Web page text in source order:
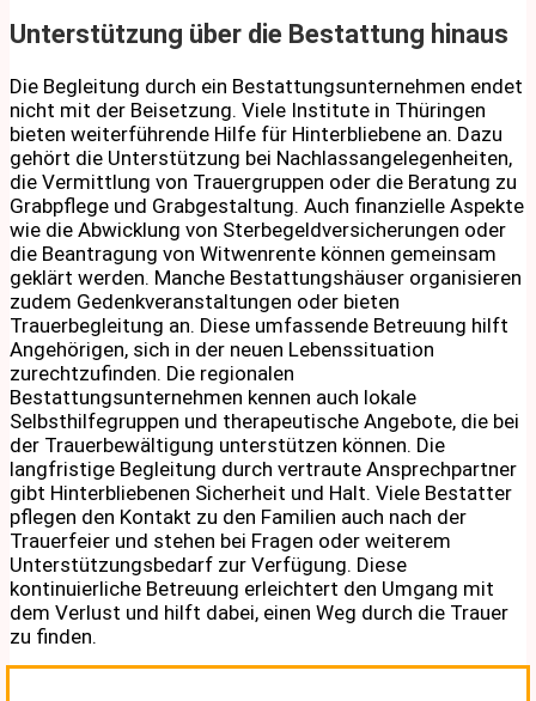
Unterstützung über die Bestattung hinaus
Die Begleitung durch ein Bestattungsunternehmen endet
nicht mit der Beisetzung. Viele Institute in Thüringen
bieten weiterführende Hilfe für Hinterbliebene an. Dazu
gehört die Unterstützung bei Nachlassangelegenheiten,
die Vermittlung von Trauergruppen oder die Beratung zu
Grabpflege und Grabgestaltung. Auch finanzielle Aspekte
wie die Abwicklung von Sterbegeldversicherungen oder
die Beantragung von Witwenrente können gemeinsam
geklärt werden. Manche Bestattungshäuser organisieren
zudem Gedenkveranstaltungen oder bieten
Trauerbegleitung an. Diese umfassende Betreuung hilft
Angehörigen, sich in der neuen Lebenssituation
zurechtzufinden. Die regionalen
Bestattungsunternehmen kennen auch lokale
Selbsthilfegruppen und therapeutische Angebote, die bei
der Trauerbewältigung unterstützen können. Die
langfristige Begleitung durch vertraute Ansprechpartner
gibt Hinterbliebenen Sicherheit und Halt. Viele Bestatter
pflegen den Kontakt zu den Familien auch nach der
Trauerfeier und stehen bei Fragen oder weiterem
Unterstützungsbedarf zur Verfügung. Diese
kontinuierliche Betreuung erleichtert den Umgang mit
dem Verlust und hilft dabei, einen Weg durch die Trauer
zu finden.